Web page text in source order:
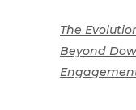
The
Beyond